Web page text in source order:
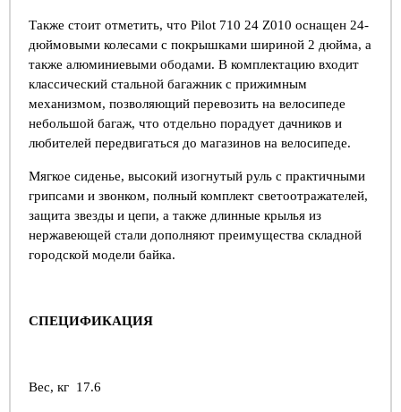
Также стоит отметить, что Pilot 710 24 Z010 оснащен 24-
дюймовыми колесами с покрышками шириной 2 дюйма, а
также алюминиевыми ободами. В комплектацию входит
классический стальной багажник с прижимным
механизмом, позволяющий перевозить на велосипеде
небольшой багаж, что отдельно порадует дачников и
любителей передвигаться до магазинов на велосипеде.
Мягкое сиденье, высокий изогнутый руль с практичными
грипсами и звонком, полный комплект светоотражателей,
защита звезды и цепи, а также длинные крылья из
нержавеющей стали дополняют преимущества складной
городской модели байка.
СПЕЦИФИКАЦИЯ
Вес, кг 17.6